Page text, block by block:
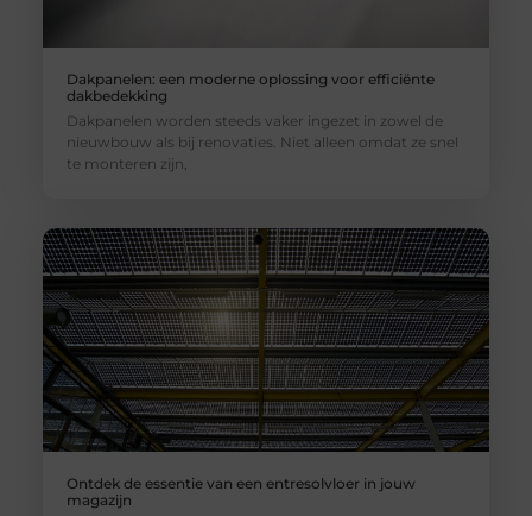
Dakpanelen: een moderne oplossing voor efficiënte
dakbedekking
Dakpanelen worden steeds vaker ingezet in zowel de
nieuwbouw als bij renovaties. Niet alleen omdat ze snel
te monteren zijn,
Ontdek de essentie van een entresolvloer in jouw
magazijn